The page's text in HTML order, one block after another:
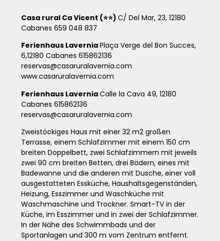
Casa rural Ca Vicent (⭐⭐) C/ Del Mar, 23, 12180
Cabanes 659 048 837
Ferienhaus LaverniaPlaça Verge del Bon Succes,
6,12180 Cabanes 615862136
reservas@casaruralavernia.com
www.casaruralavernia.com
Ferienhaus LaverniaCalle la Cava 49, 12180
Cabanes 615862136
reservas@casaruralavernia.com
Zweistöckiges Haus mit einer 32 m2 großen
Terrasse, einem Schlafzimmer mit einem 150 cm
breiten Doppelbett, zwei Schlafzimmern mit jeweils
zwei 90 cm breiten Betten, drei Bädern, eines mit
Badewanne und die anderen mit Dusche, einer voll
ausgestatteten Essküche, Haushaltsgegenständen,
Heizung, Esszimmer und Waschküche mit
Waschmaschine und Trockner. Smart-TV in der
Küche, im Esszimmer und in zwei der Schlafzimmer.
In der Nähe des Schwimmbads und der
Sportanlagen und 300 m vom Zentrum entfernt.